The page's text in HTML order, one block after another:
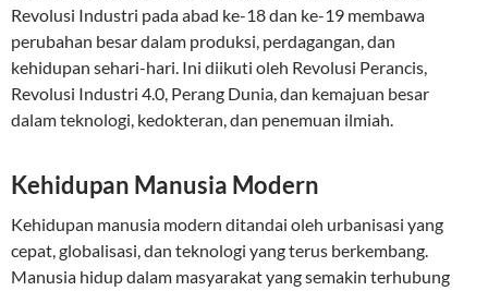
Revolusi Industri pada abad ke-18 dan ke-19 membawa
perubahan besar dalam produksi, perdagangan, dan
kehidupan sehari-hari. Ini diikuti oleh Revolusi Perancis,
Revolusi Industri 4.0, Perang Dunia, dan kemajuan besar
dalam teknologi, kedokteran, dan penemuan ilmiah.
Kehidupan Manusia Modern
Kehidupan manusia modern ditandai oleh urbanisasi yang
cepat, globalisasi, dan teknologi yang terus berkembang.
Manusia hidup dalam masyarakat yang semakin terhubung